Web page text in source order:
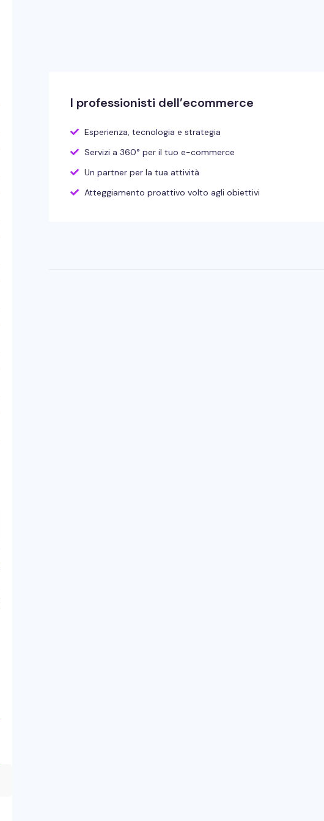
I professionisti dell’ecommerce
Esperienza, tecnologia e strategia
Servizi a 360° per il tuo e-commerce
Un partner per la tua attività
Atteggiamento proattivo volto agli obiettivi